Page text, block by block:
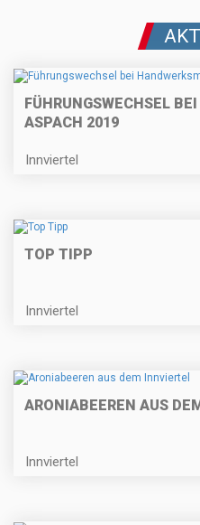
FÜHRUNGSWECHSEL
ASPACH 2019
Innviertel
TOP TIPP
Innviertel
ARONIABEEREN AUS
Innviertel